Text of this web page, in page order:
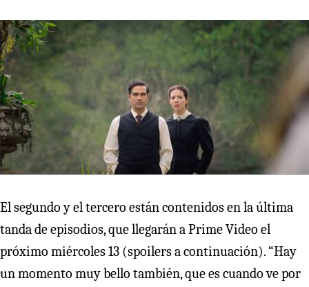
El segundo y el tercero están contenidos en la última
tanda de episodios, que llegarán a Prime Video el
próximo miércoles 13 (spoilers a continuación). “Hay
un momento muy bello también, que es cuando ve por